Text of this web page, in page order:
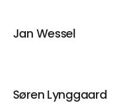
Jan Wessel
Søren Lynggaard